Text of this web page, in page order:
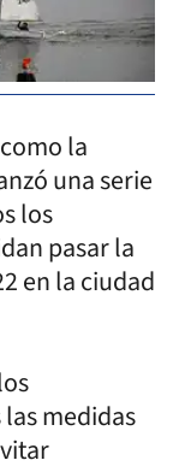
la
una serie
los
pasar la
en la ciudad
medidas